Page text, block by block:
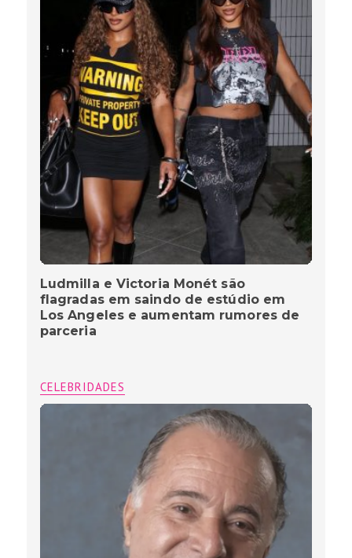
Ludmilla e Victoria Monét são
flagradas em saindo de estúdio em
Los Angeles e aumentam rumores de
parceria
CELEBRIDADES